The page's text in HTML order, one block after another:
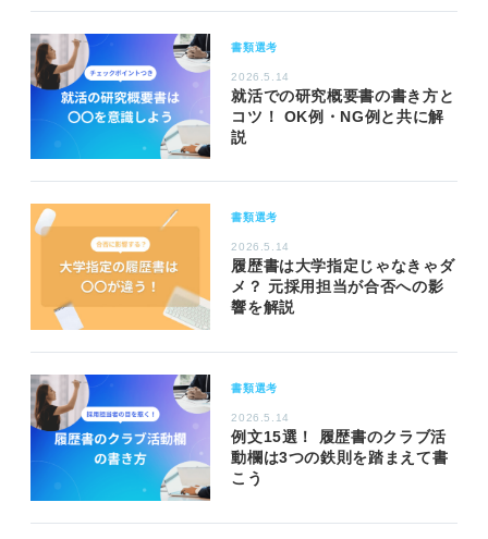
書類選考
2026.5.14
就活での研究概要書の書き方と
コツ！ OK例・NG例と共に解
説
書類選考
2026.5.14
履歴書は大学指定じゃなきゃダ
メ？ 元採用担当が合否への影
響を解説
書類選考
2026.5.14
例文15選！ 履歴書のクラブ活
動欄は3つの鉄則を踏まえて書
こう